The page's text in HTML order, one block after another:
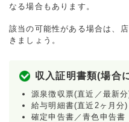
なる場合もあります。
該当の可能性がある場合は、
きましょう。
収入証明書類(場合
源泉徴収票(直近／最新
給与明細書(直近2ヶ月分)
確定申告書／青色申告書